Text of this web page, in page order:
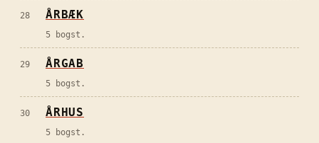
28 ÅRBÆK
5 bogst.
29 ÅRGAB
5 bogst.
30 ÅRHUS
5 bogst.